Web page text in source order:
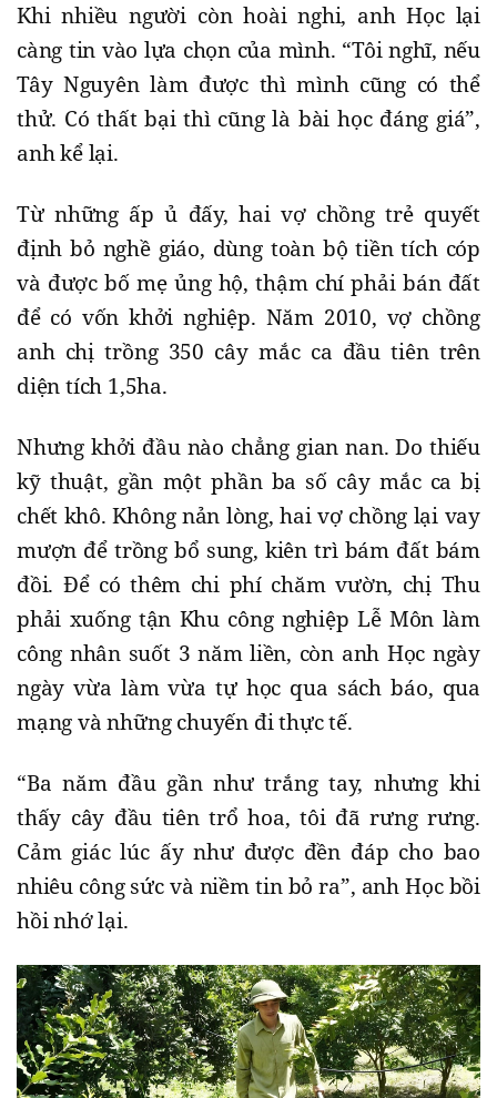
Khi nhiều người còn hoài nghi, anh Học lại
càng tin vào lựa chọn của mình. “Tôi nghĩ, nếu
Tây Nguyên làm được thì mình cũng có thể
thử. Có thất bại thì cũng là bài học đáng giá”,
anh kể lại.
Từ những ấp ủ đấy, hai vợ chồng trẻ quyết
định bỏ nghề giáo, dùng toàn bộ tiền tích cóp
và được bố mẹ ủng hộ, thậm chí phải bán đất
để có vốn khởi nghiệp. Năm 2010, vợ chồng
anh chị trồng 350 cây mắc ca đầu tiên trên
diện tích 1,5ha.
Nhưng khởi đầu nào chẳng gian nan. Do thiếu
kỹ thuật, gần một phần ba số cây mắc ca bị
chết khô. Không nản lòng, hai vợ chồng lại vay
mượn để trồng bổ sung, kiên trì bám đất bám
đồi. Để có thêm chi phí chăm vườn, chị Thu
phải xuống tận Khu công nghiệp Lễ Môn làm
công nhân suốt 3 năm liền, còn anh Học ngày
ngày vừa làm vừa tự học qua sách báo, qua
mạng và những chuyến đi thực tế.
“Ba năm đầu gần như trắng tay, nhưng khi
thấy cây đầu tiên trổ hoa, tôi đã rưng rưng.
Cảm giác lúc ấy như được đền đáp cho bao
nhiêu công sức và niềm tin bỏ ra”, anh Học bồi
hồi nhớ lại.